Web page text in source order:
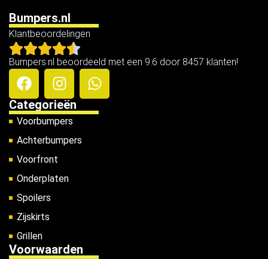
Bumpers.nl
Klantbeoordelingen
Bumpers.nl beoordeeld met een 9.6 door 8457 klanten!
Categorieën
Voorbumpers
Achterbumpers
Voorfront
Onderplaten
Spoilers
Zijskirts
Grillen
Voorwaarden